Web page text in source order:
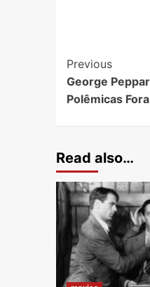
Previous
George
Polêmicas
Read also…